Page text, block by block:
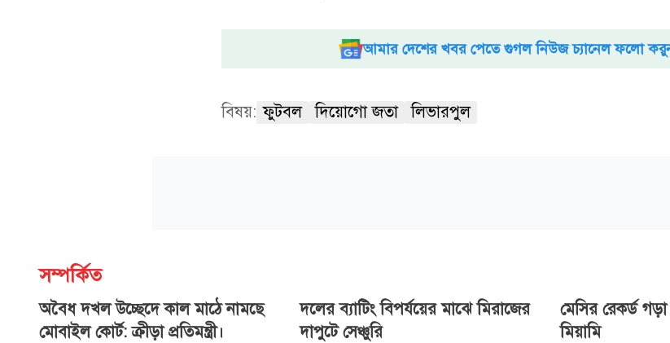
আমার দেশের খবর পেতে গুগল নিউজ চ্যানেল ফলো
বিষয়: ফুটবল দিয়োগো জতা লিভারপুল
সম্পর্কিত
অবৈধ দখল উচ্ছেদে কাল মাঠে নামছে
মোবাইল কোর্ট: ক্রীড়া প্রতিমন্ত্রী।
দলের ব্যাটিং বিপর্যয়ের মাঝে মিরাজের
দাপুটে সেঞ্চুরি
মেসির রেকর্ড
মিয়ামি